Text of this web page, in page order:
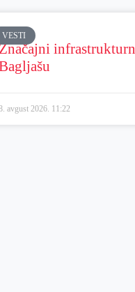
VESTI
avgust 2026. 11:22